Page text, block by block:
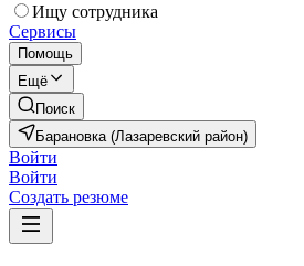
Ищу сотрудника
Сервисы
Помощь
Ещё
Поиск
Барановка (Лазаревский район)
Войти
Войти
Создать резюме